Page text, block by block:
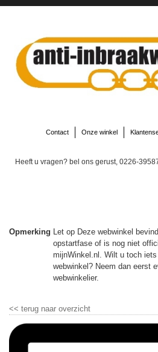
Contact Onze winkel
Heeft u vragen? bel ons gerust, 0226-
Opmerking Let op Deze webwinkel
opstartfase of is nog niet
mijnWinkel.nl. Wilt u toch
webwinkel? Neem dan eerst
webwinkelier.
<< terug naar overzicht